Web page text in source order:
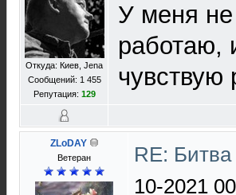
Откуда: Киев, Jena
Сообщений: 1 455
Репутация: 129
У меня
работаю,
чувствую
ZLoDAY
Ветеран
RE:
10-2021